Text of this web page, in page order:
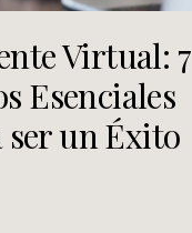
Virtual: 7
Esenciales
ser un Éxito